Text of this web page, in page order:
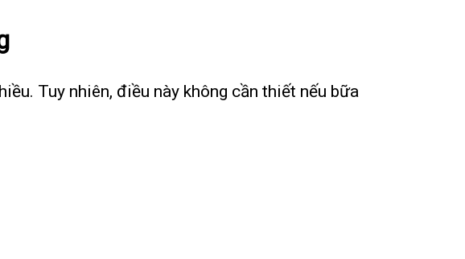
Tuy nhiên, điều này không cần thiết nếu bữa